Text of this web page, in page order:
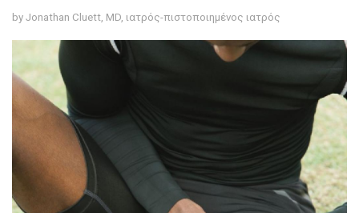
by Jonathan Cluett, MD, ιατρός-πιστοποιημένος ιατρός